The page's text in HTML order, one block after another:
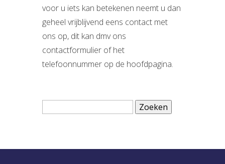
voor u iets kan betekenen neemt u dan
geheel vrijblijvend eens contact met
ons op, dit kan dmv ons
contactformulier of het
telefoonnummer op de hoofdpagina.
Zoeken